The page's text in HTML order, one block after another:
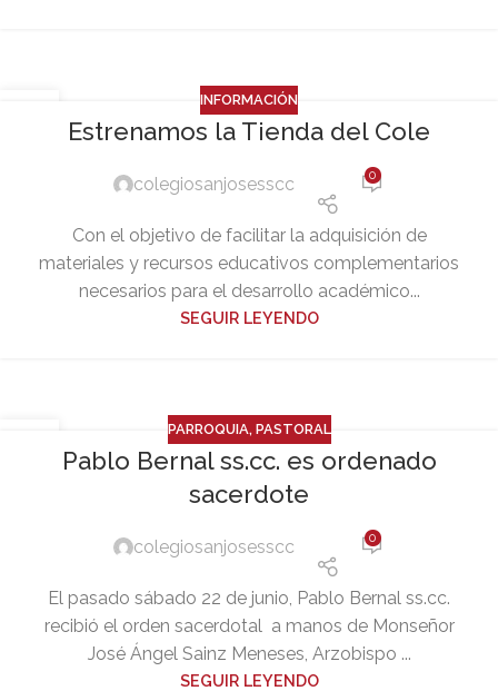
INFORMACIÓN
Estrenamos la Tienda del Cole
colegiosanjosesscc 0
Con el objetivo de facilitar la adquisición de
materiales y recursos educativos complementarios
necesarios para el desarrollo académico...
SEGUIR LEYENDO
PARROQUIA, PASTORAL
Pablo Bernal ss.cc. es ordenado
sacerdote
colegiosanjosesscc 0
El pasado sábado 22 de junio, Pablo Bernal ss.cc.
recibió el orden sacerdotal a manos de Monseñor
José Ángel Sainz Meneses, Arzobispo ...
SEGUIR LEYENDO